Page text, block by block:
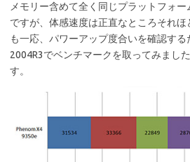
メモリー含めて全く同じプラットフォ
ですが、体感速度は正直なところそれ
も一応、パワーアップ度合いを確認す
2004R3でベンチマークを取ってみまし
す。